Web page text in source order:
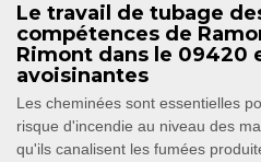
Le travail de tubage
compétences de
Rimont dans le 09420
avoisinantes
Les cheminées sont essentielles
risque d'incendie au niveau des
qu'ils canalisent les fumées